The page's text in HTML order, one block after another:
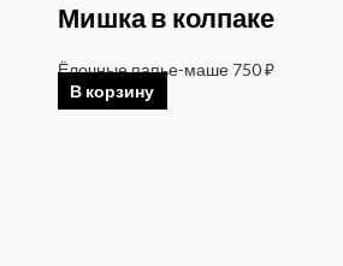
Мишка в колпаке
Ёлочные папье-маше 750₽
В корзину